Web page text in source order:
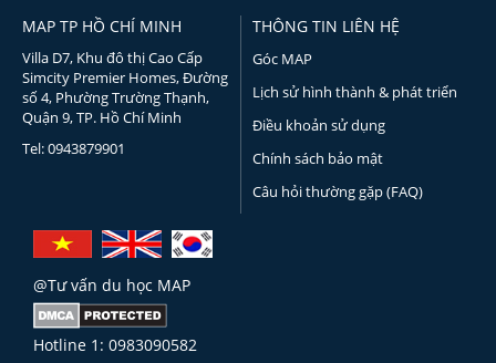
MAP TP HỒ CHÍ MINH
Villa D7, Khu đô thị Cao Cấp
Simcity Premier Homes, Đường
số 4, Phường Trường Thạnh,
Quận 9, TP. Hồ Chí Minh
Tel: 0943879901
THÔNG TIN LIÊN HỆ
Góc MAP
Lịch sử hình thành & phát triển
Điều khoản sử dụng
Chính sách bảo mật
Câu hỏi thường gặp (FAQ)
@Tư vấn du học MAP
Hotline 1: 0983090582